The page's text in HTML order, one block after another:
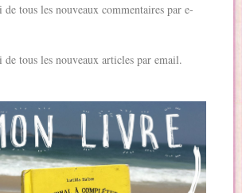
de tous les nouveaux commentaires par e-
de tous les nouveaux articles par email.